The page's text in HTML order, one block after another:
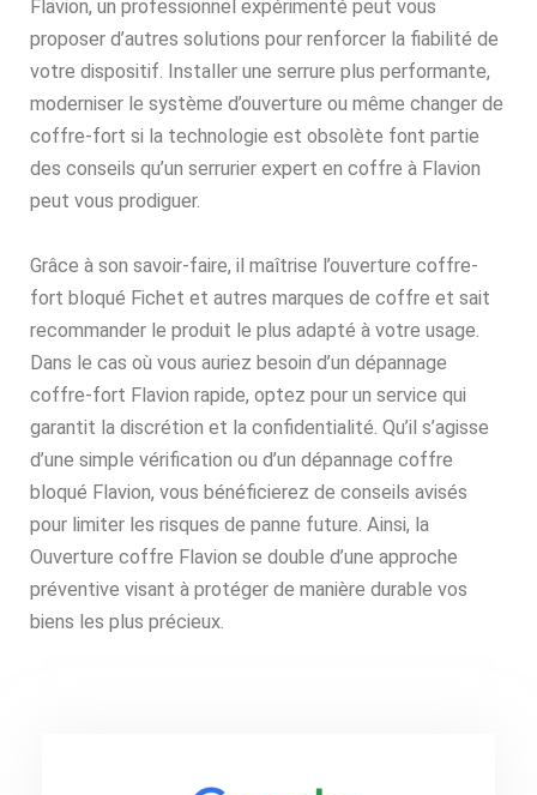
Flavion, un professionnel expérimenté peut vous
proposer d’autres solutions pour renforcer la fiabilité de
votre dispositif. Installer une serrure plus performante,
moderniser le système d’ouverture ou même changer de
coffre-fort si la technologie est obsolète font partie
des conseils qu’un serrurier expert en coffre à Flavion
peut vous prodiguer.
Grâce à son savoir-faire, il maîtrise l’ouverture coffre-
fort bloqué Fichet et autres marques de coffre et sait
recommander le produit le plus adapté à votre usage.
Dans le cas où vous auriez besoin d’un dépannage
coffre-fort Flavion rapide, optez pour un service qui
garantit la discrétion et la confidentialité. Qu’il s’agisse
d’une simple vérification ou d’un dépannage coffre
bloqué Flavion, vous bénéficierez de conseils avisés
pour limiter les risques de panne future. Ainsi, la
Ouverture coffre Flavion se double d’une approche
préventive visant à protéger de manière durable vos
biens les plus précieux.